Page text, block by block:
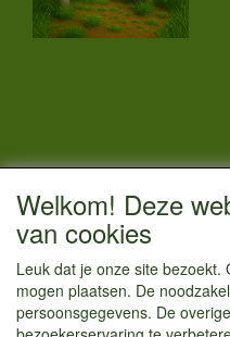
Vestigingsadres:
Hoofdweg 36
1433 JW Kudelstaart
Welkom! Deze
van cookies
Leuk dat je onze site bezoekt.
mogen plaatsen. De
persoonsgegevens. De